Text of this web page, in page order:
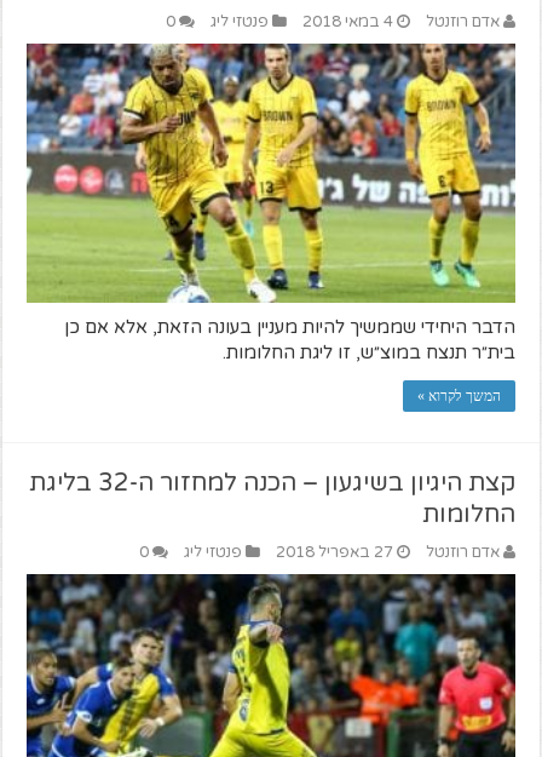
אדם רוזנטל 4 במאי 2018 פנטזי ליג 0
הדבר היחידי שממשיך להיות מעניין בעונה הזאת, אלא אם כן
בית״ר תנצח במוצ״ש, זו ליגת החלומות.
המשך לקרוא »
קצת היגיון בשיגעון – הכנה למחזור ה-32 בליגת
החלומות
אדם רוזנטל 27 באפריל 2018 פנטזי ליג 0